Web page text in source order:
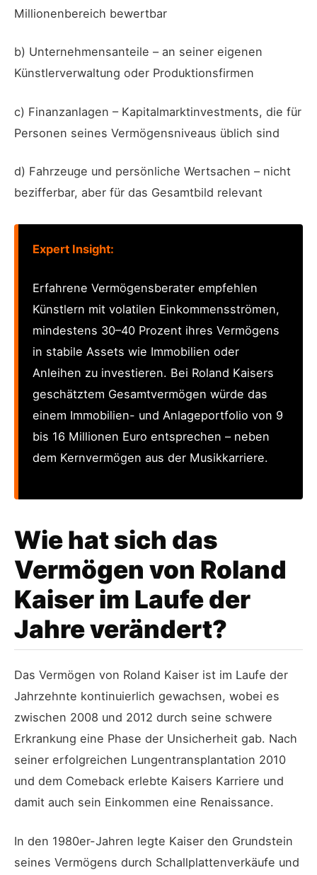
Millionenbereich bewertbar
b) Unternehmensanteile – an seiner eigenen
Künstlerverwaltung oder Produktionsfirmen
c) Finanzanlagen – Kapitalmarktinvestments, die für
Personen seines Vermögensniveaus üblich sind
d) Fahrzeuge und persönliche Wertsachen – nicht
bezifferbar, aber für das Gesamtbild relevant
Expert Insight:
Erfahrene Vermögensberater empfehlen
Künstlern mit volatilen Einkommensströmen,
mindestens 30–40 Prozent ihres Vermögens
in stabile Assets wie Immobilien oder
Anleihen zu investieren. Bei Roland Kaisers
geschätztem Gesamtvermögen würde das
einem Immobilien- und Anlageportfolio von 9
bis 16 Millionen Euro entsprechen – neben
dem Kernvermögen aus der Musikkarriere.
Wie hat sich das
Vermögen von Roland
Kaiser im Laufe der
Jahre verändert?
Das Vermögen von Roland Kaiser ist im Laufe der
Jahrzehnte kontinuierlich gewachsen, wobei es
zwischen 2008 und 2012 durch seine schwere
Erkrankung eine Phase der Unsicherheit gab. Nach
seiner erfolgreichen Lungentransplantation 2010
und dem Comeback erlebte Kaisers Karriere und
damit auch sein Einkommen eine Renaissance.
In den 1980er-Jahren legte Kaiser den Grundstein
seines Vermögens durch Schallplattenverkäufe und